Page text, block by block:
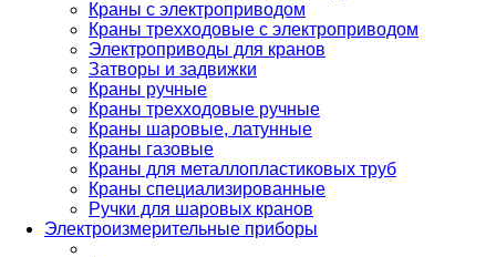
Краны с электроприводом
Краны трехходовые с электроприводом
Электроприводы для кранов
Затворы и задвижки
Краны ручные
Краны трехходовые ручные
Краны шаровые, латунные
Краны газовые
Краны для металлопластиковых труб
Краны специализированные
Ручки для шаровых кранов
Электроизмерительные приборы